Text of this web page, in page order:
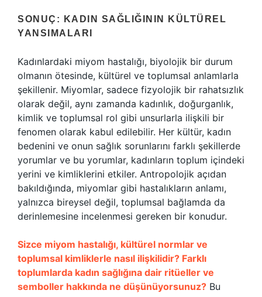
SONUÇ: KADIN SAĞLIĞININ KÜLTÜREL
YANSIMALARI
Kadınlardaki miyom hastalığı, biyolojik bir durum
olmanın ötesinde, kültürel ve toplumsal anlamlarla
şekillenir. Miyomlar, sadece fizyolojik bir rahatsızlık
olarak değil, aynı zamanda kadınlık, doğurganlık,
kimlik ve toplumsal rol gibi unsurlarla ilişkili bir
fenomen olarak kabul edilebilir. Her kültür, kadın
bedenini ve onun sağlık sorunlarını farklı şekillerde
yorumlar ve bu yorumlar, kadınların toplum içindeki
yerini ve kimliklerini etkiler. Antropolojik açıdan
bakıldığında, miyomlar gibi hastalıkların anlamı,
yalnızca bireysel değil, toplumsal bağlamda da
derinlemesine incelenmesi gereken bir konudur.
Sizce miyom hastalığı, kültürel normlar ve
toplumsal kimliklerle nasıl ilişkilidir? Farklı
toplumlarda kadın sağlığına dair ritüeller ve
semboller hakkında ne düşünüyorsunuz? Bu